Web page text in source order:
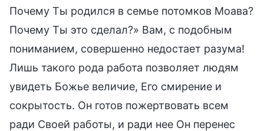
Почему Ты родился в семье потомков Моава?
Почему Ты это сделал?» Вам, с подобным
пониманием, совершенно недостает разума!
Лишь такого рода работа позволяет людям
увидеть Божье величие, Его смирение и
сокрытость. Он готов пожертвовать всем
ради Своей работы, и ради нее Он перенес